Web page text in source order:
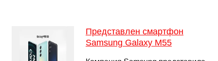
Представлен смартфон
Samsung Galaxy M55